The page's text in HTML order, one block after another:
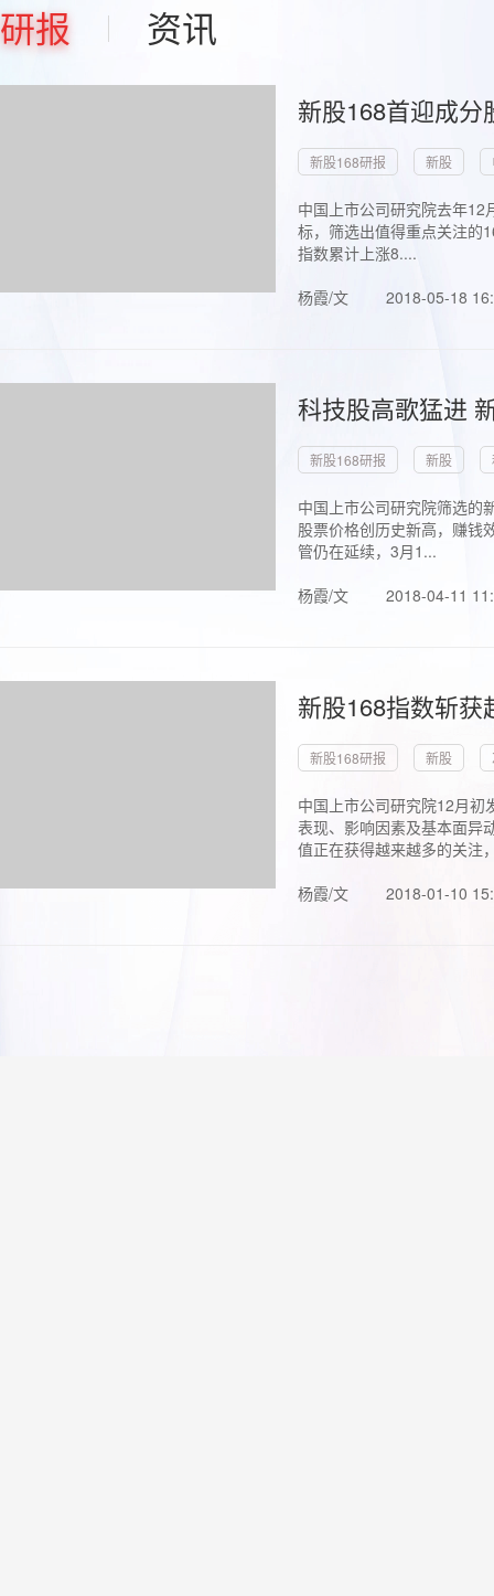
研报 资讯
新股168首迎成
新股168研报 新股
中国上市公司研究院去年
标，筛选出值得重点关注的
指数累计上涨8....
杨霞/文
2018-05-18
科技股高歌猛进
新股168研报 新股
中国上市公司研究院筛选的
股票价格创历史新高，赚钱
管仍在延续，3月1...
杨霞/文
2018-04-11
新股168指数斩
新股168研报 新股
中国上市公司研究院12月初
表现、影响因素及基本面异
值正在获得越来越多的关注
杨霞/文
2018-01-10